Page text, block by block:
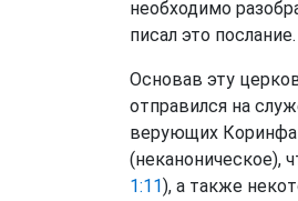
необходимо
писал это послание.
Основав эту
отправился на
верующих Коринфа
(неканоническое),
1:11), а также